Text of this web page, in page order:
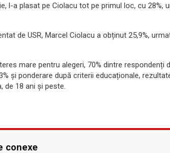
l-a plasat pe Ciolacu tot pe primul loc, cu 28%,
de USR, Marcel Ciolacu a obținut 25,9%,
mare pentru alegeri, 70% dintre respondenți
și ponderare după criterii educaționale,
de 18 ani și peste.
conexe